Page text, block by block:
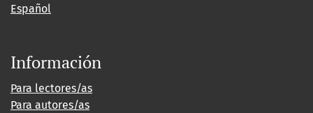
Español
Información
Para lectores/as
Para autores/as